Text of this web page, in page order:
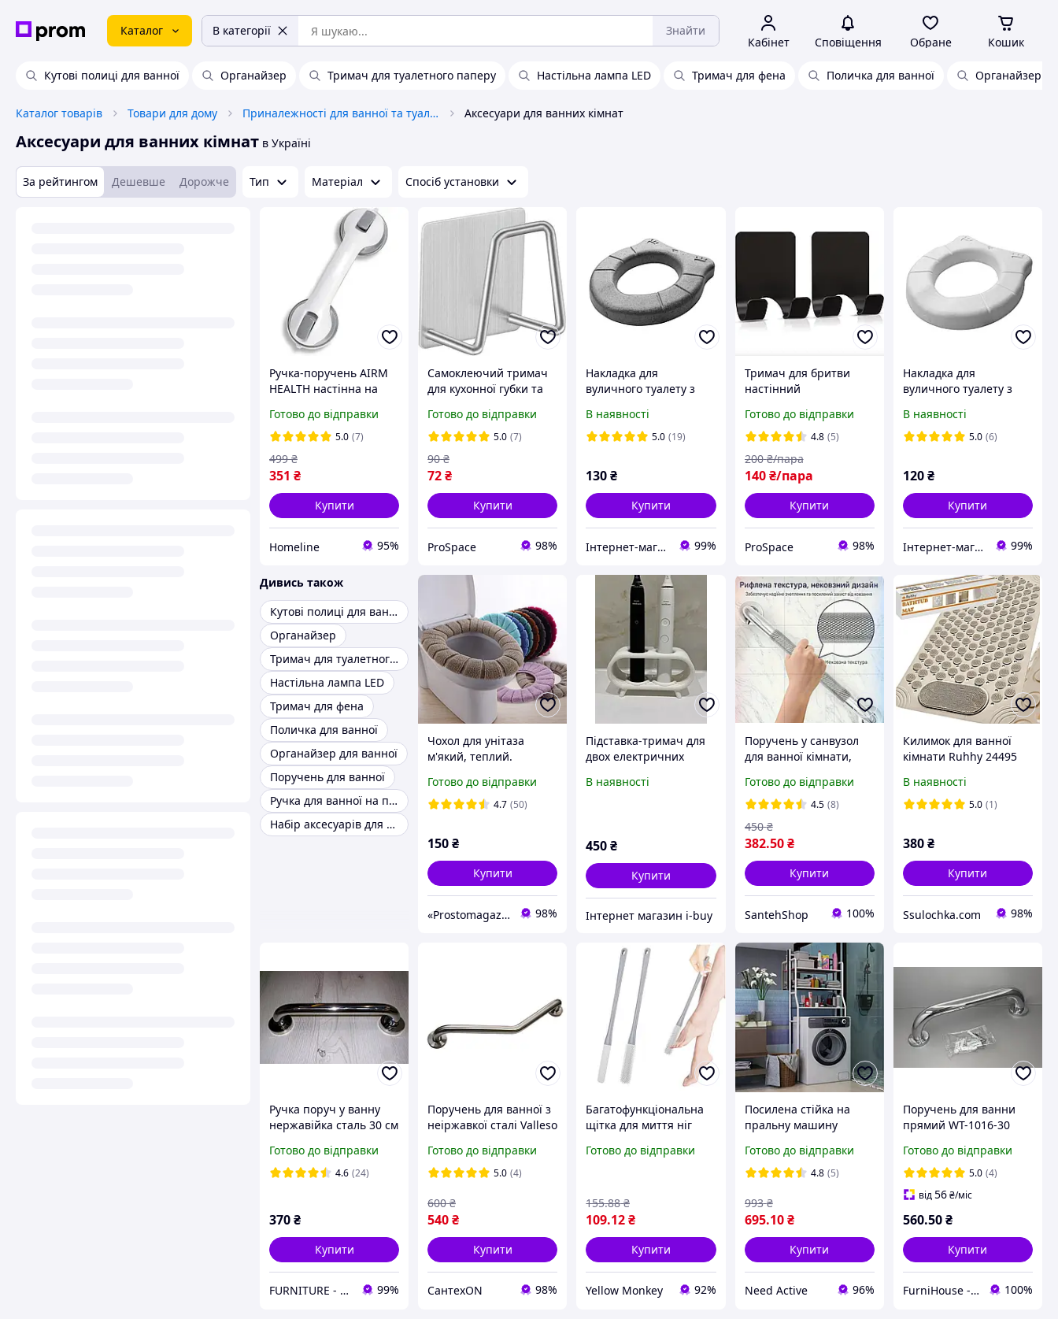
Каталог В категорії Знайти
Кабінет Сповіщення Обране Кошик
Кутові полиці для ванної Органайзер Тримач для туалетного паперу Настільна лампа LED Тримач для фена Поличка для ванної Органайзер
Каталог товарів Товари для дому Приналежності для ванної та туалету Аксесуари для ванних кімнат
Аксесуари для ванних кімнат в Україні
За рейтингом Дешевше Дорожче Тип Матеріал Спосіб установки
Ручка-поручень AIRM
HEALTH настінна на
для ванної та душу
Готово до відправки
5.0 (7)
351 ₴
499 ₴
Купити
Homeline 95%
Самоклеючий тримач
для кухонної губки та
настінний органайзер
з нержавіючої сталі
Готово до відправки
5.0 (7)
72₴
90 ₴
Купити
ProSpace 98%
Накладка для
вуличного туалету з
(Scraper)
В наявності
5.0 (19)
130₴
Купити
Інтернет-магазин Тайфун 99%
Тримач для бритви
настінний
підставка для
бритвенного станка,
набір 2 шт (Чорний)
Готово до відправки
4.8 (5)
140 ₴/пара
200 ₴/пара
Купити
ProSpace 98%
Накладка для
вуличного туалету з
(Scraper)
В наявності
5.0 (6)
120₴
Купити
Інтернет-магазин Тайфун 99%
Дивись також
Кутові полиці для ванної
Органайзер
Тримач для туалетного паперу
Настільна лампа LED
Тримач для фена
Поличка для ванної
Органайзер для ванної
Поручень для ванної
Ручка для ванної на присосках
Набір аксесуарів для ванної кімнати
Чохол для унітаза
м'який, теплий.
кришку унітаза
Готово до відправки
4.7 (50)
150₴
Купити
«Prostomagazin» 98%
Підставка-тримач для
двох електричних
Sonicare, біла
В наявності
450₴
Купити
Інтернет магазин i-buy
Поручень у санвузол
для ванної кімнати,
Готово до відправки
4.5 (8)
382.50 ₴
450 ₴
Купити
SantehShop 100%
Килимок для ванної
кімнати Ruhhy 24495
В наявності
5.0 (1)
380₴
Купити
Ssulochka.com 98%
Ручка поруч у ванну
нержавійка сталь 30 см
Готово до відправки
4.6 (24)
370₴
Купити
FURNITURE - UKRAINE 99%
Поручень для ванної з
неіржавкої сталі Valleso
Готово до відправки
5.0 (4)
540₴
600 ₴
Купити
СантехON 98%
Багатофункціональна
щітка для миття ніг
washing brush / Щітка
Готово до відправки
109.12₴
155.88 ₴
Купити
Yellow Monkey 92%
Посилена стійка на
пральну машину
Machine Rack, ширина
65 см.
Готово до відправки
4.8 (5)
695.10 ₴
993 ₴
Купити
Need Active 96%
Поручень для ванни
прямий WT-1016-30
ванної / діаметр труби
D=25мм
Готово до відправки
5.0 (4)
від56₴/міс
560.50₴
Купити
FurniHouse - Товари для дому та саду 100%